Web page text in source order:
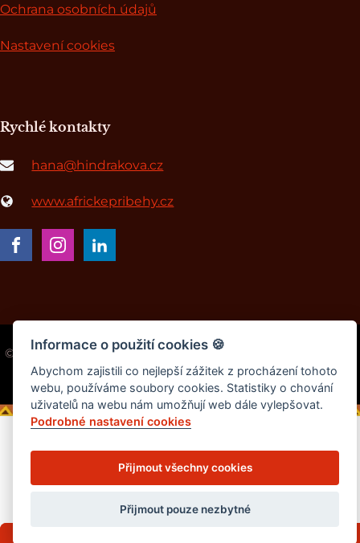
Ochrana osobních údajů
Nastavení cookies
Rychlé kontakty
hana@hindrakova.cz
www.africkepribehy.cz
© 2014-2026 - Hana Hindráková | Všechna práva vyhrazena
Design byVyyt
Informace o použití cookies 🍪
Abychom zajistili co nejlepší zážitek z procházení tohoto
webu, používáme soubory cookies. Statistiky o chování
uživatelů na webu nám umožňují web dále vylepšovat.
Podrobné nastavení cookies
Přijmout všechny cookies
Přijmout pouze nezbytné